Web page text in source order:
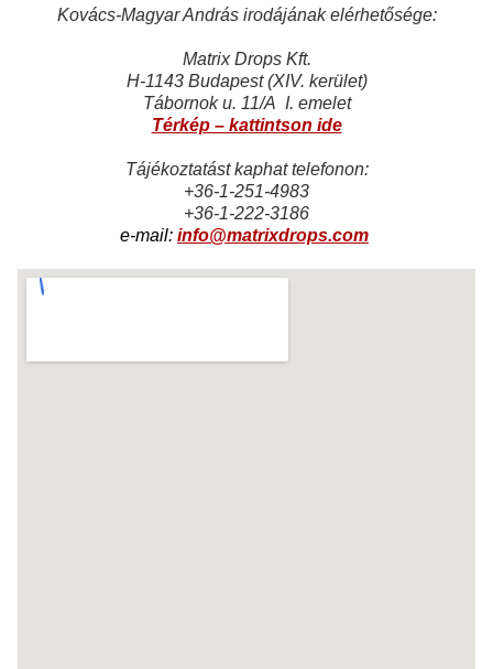
Kovács-Magyar András irodájának elérhetősége:
Matrix Drops Kft.
H-1143 Budapest (XIV. kerület)
Tábornok u. 11/A I. emelet
Térkép – kattintson ide
Tájékoztatást kaphat telefonon:
+36-1-251-4983
+36-1-222-3186
e-mail: info@matrixdrops.com